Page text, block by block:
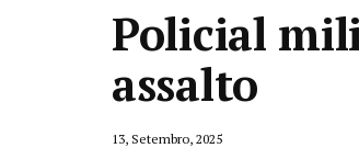
Policial
assalto
13, Setembro, 2025